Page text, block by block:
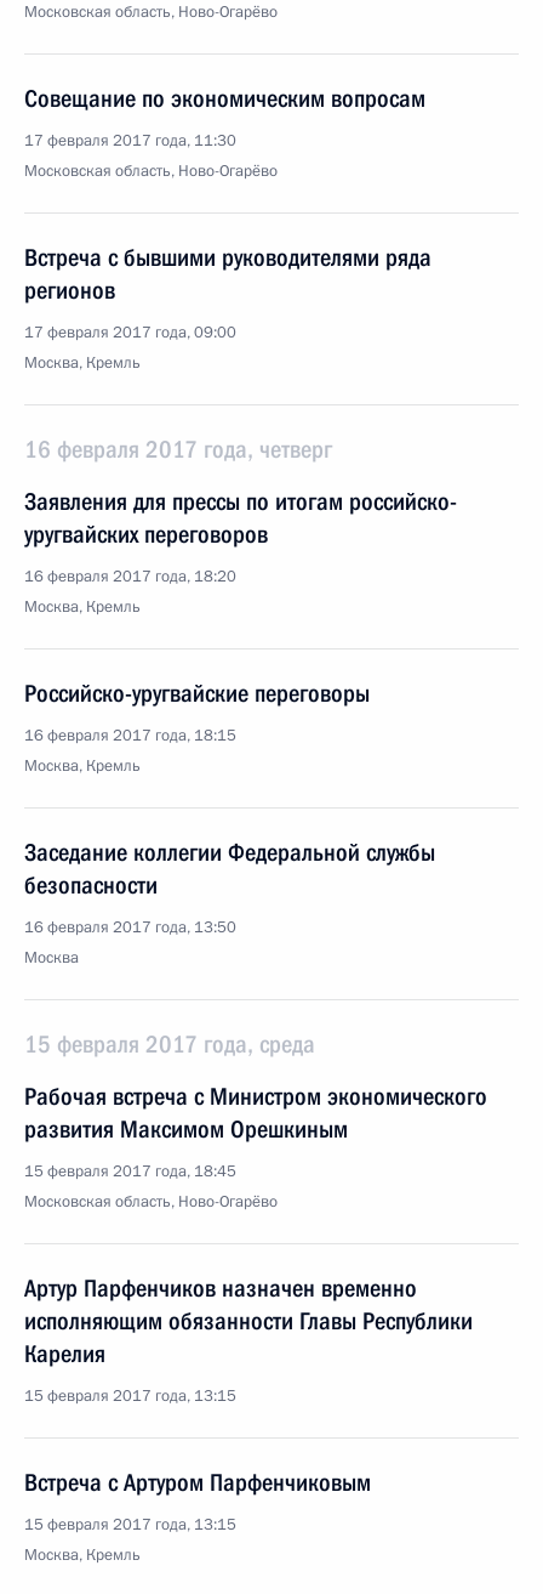
Московская область, Ново-Огарёво
Совещание по экономическим вопросам
17 февраля 2017 года, 11:30
Московская область, Ново-Огарёво
Встреча с бывшими руководителями ряда
регионов
17 февраля 2017 года, 09:00
Москва, Кремль
16 февраля 2017 года, четверг
Заявления для прессы по итогам российско-
уругвайских переговоров
16 февраля 2017 года, 18:20
Москва, Кремль
Российско-уругвайские переговоры
16 февраля 2017 года, 18:15
Москва, Кремль
Заседание коллегии Федеральной службы
безопасности
16 февраля 2017 года, 13:50
Москва
15 февраля 2017 года, среда
Рабочая встреча с Министром экономического
развития Максимом Орешкиным
15 февраля 2017 года, 18:45
Московская область, Ново-Огарёво
Артур Парфенчиков назначен временно
исполняющим обязанности Главы Республики
Карелия
15 февраля 2017 года, 13:15
Встреча с Артуром Парфенчиковым
15 февраля 2017 года, 13:15
Москва, Кремль